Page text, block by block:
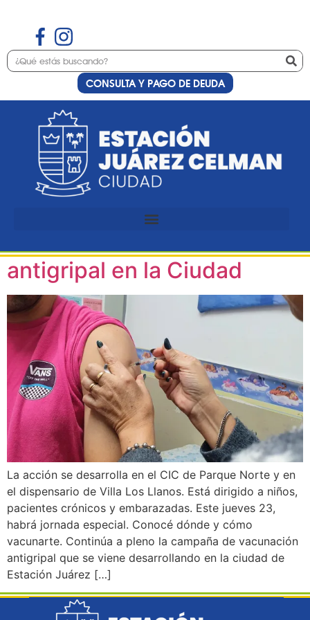
CONSULTA Y PAGO DE DEUDA
Etiqueta:vacunación
antigripal
Continúa a pleno la
antigripal en la Ciudad
La acción se desarrolla en el CIC de Parque Norte y en
el dispensario de Villa Los Llanos. Está dirigido a niños,
pacientes crónicos y embarazadas. Este jueves 23,
habrá jornada especial. Conocé dónde y cómo
vacunarte. Continúa a pleno la campaña de vacunación
antigripal que se viene desarrollando en la ciudad de
Estación Juárez […]